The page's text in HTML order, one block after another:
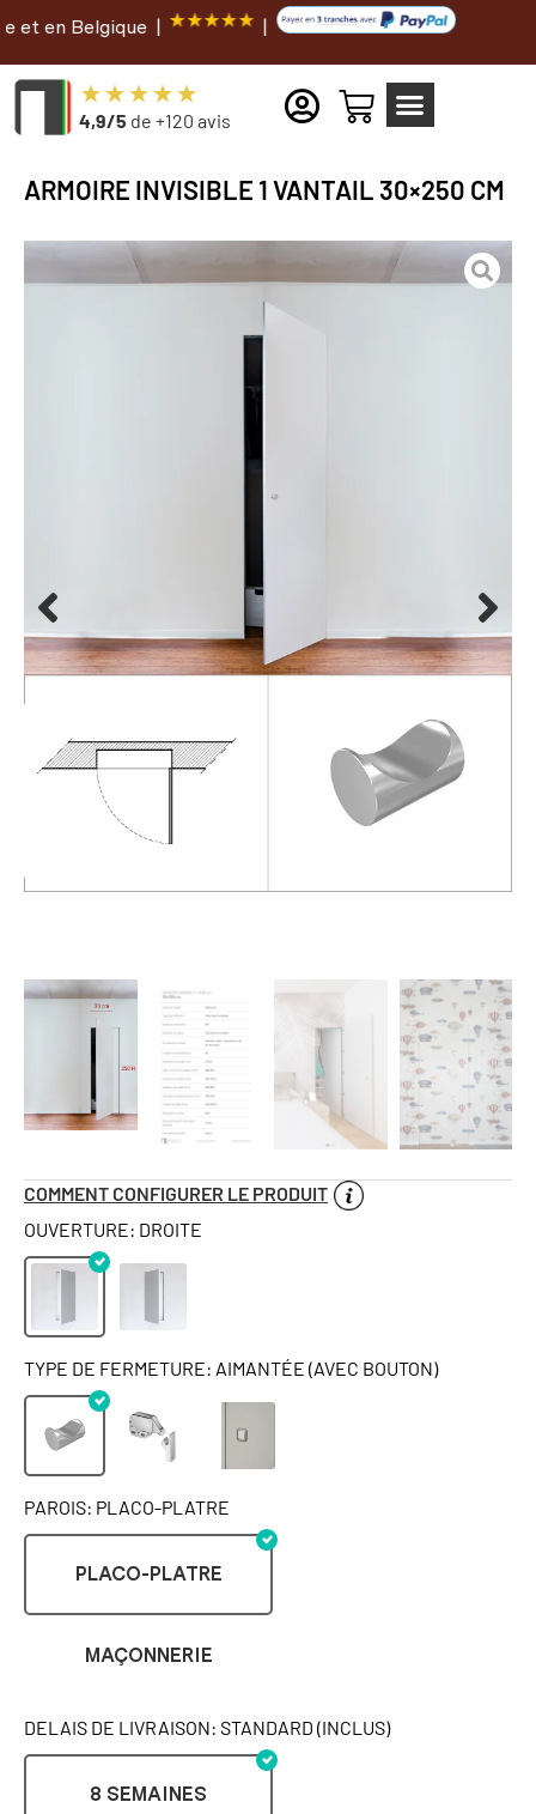
| |
4,9/5 de +120 avis
ARMOIRE INVISIBLE 1 VANTAIL 30×250 CM
COMMENT CONFIGURER LE PRODUIT
OUVERTURE: DROITE
TYPE DE FERMETURE: AIMANTÉE (AVEC BOUTON)
PAROIS: PLACO-PLATRE
PLACO-PLATRE
MAÇONNERIE
DELAIS DE LIVRAISON: STANDARD (INCLUS)
8 SEMAINES